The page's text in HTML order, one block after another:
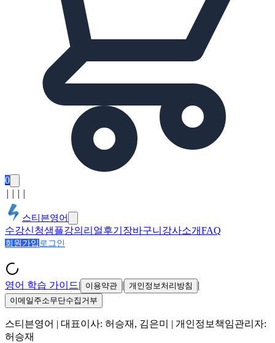
0
스티븐영어
수강신청샘플강의 리얼후기 장바구니 강사소개FAQ
회원가입 로그인
영어 학습 가이드| 이용약관 | 개인정보처리방침 |
이메일주소무단수집거부
스티븐영어 | 대표이사: 허승재, 김은미
| 개인정보책임관리자:
허승재